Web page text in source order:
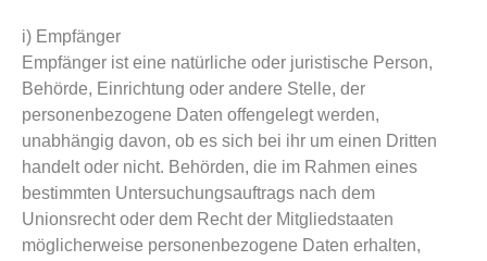
i) Empfänger
Empfänger ist eine natürliche oder juristische Person,
Behörde, Einrichtung oder andere Stelle, der
personenbezogene Daten offengelegt werden,
unabhängig davon, ob es sich bei ihr um einen Dritten
handelt oder nicht. Behörden, die im Rahmen eines
bestimmten Untersuchungsauftrags nach dem
Unionsrecht oder dem Recht der Mitgliedstaaten
möglicherweise personenbezogene Daten erhalten,